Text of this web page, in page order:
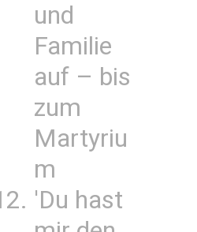
und
Familie
auf – bis
zum
Martyriu
m
'Du hast